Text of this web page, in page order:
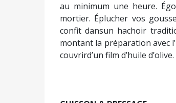
au minimum une heure.
mortier. Éplucher vos
confit dansun hachoir
montant la préparation avec
couvrird’un film d’huile